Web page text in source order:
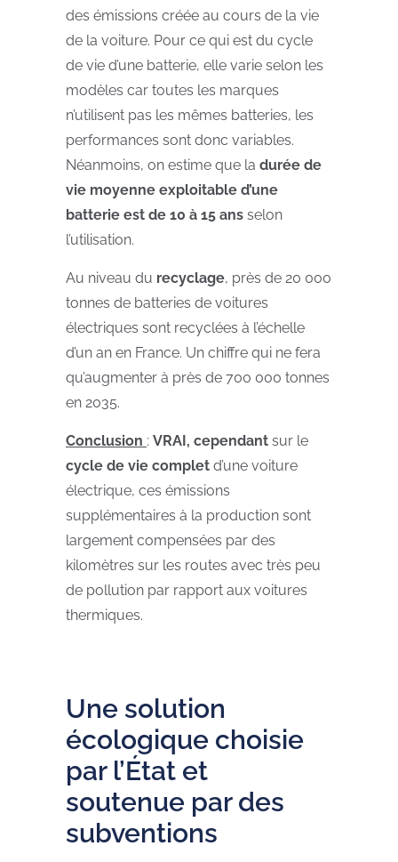
des émissions créée au cours de la vie
de la voiture. Pour ce qui est du cycle
de vie d’une batterie, elle varie selon les
modèles car toutes les marques
n’utilisent pas les mêmes batteries, les
performances sont donc variables.
Néanmoins, on estime que la durée de
vie moyenne exploitable d’une
batterie est de 10 à 15 ans selon
l’utilisation.
Au niveau du recyclage, près de 20 000
tonnes de batteries de voitures
électriques sont recyclées à l’échelle
d’un an en France. Un chiffre qui ne fera
qu’augmenter à près de 700 000 tonnes
en 2035.
Conclusion : VRAI, cependant sur le
cycle de vie complet d’une voiture
électrique, ces émissions
supplémentaires à la production sont
largement compensées par des
kilomètres sur les routes avec très peu
de pollution par rapport aux voitures
thermiques.
Une solution
écologique choisie
par l’État et
soutenue par des
subventions